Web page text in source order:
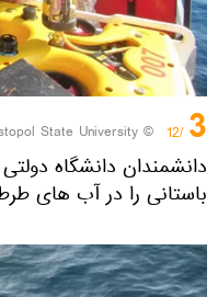
3
/12
© Photo /
State University
دانشمندان دانشگاه
باستانی را در آب های